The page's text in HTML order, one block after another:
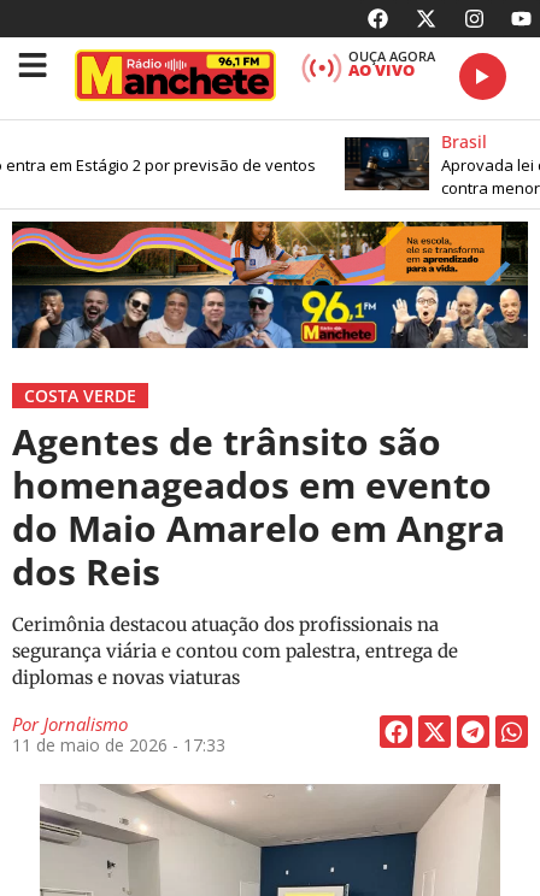
OUÇA AGORA
AO VIVO
em Estágio 2 por previsão de ventos
Brasil
Aprovada lei
contra
COSTA VERDE
Agentes de trânsito são
homenageados em evento
do Maio Amarelo em Angra
dos Reis
Cerimônia destacou atuação dos profissionais na
segurança viária e contou com palestra, entrega de
diplomas e novas viaturas
PorJornalismo
11 de maio de 2026 - 17:33